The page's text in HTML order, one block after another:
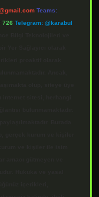
Teams:
726 Telegram: @karabul